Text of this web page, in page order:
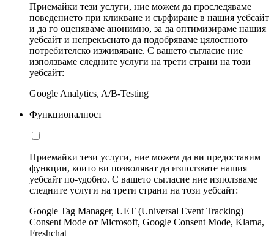
Приемайки тези услуги, ние можем да проследяваме
поведението при кликване и сърфиране в нашия уебсайт
и да го оценяваме анонимно, за да оптимизираме нашия
уебсайт и непрекъснато да подобряваме цялостното
потребителско изживяване. С вашето съгласие ние
използваме следните услуги на трети страни на този
уебсайт:
Google Analytics, A/B-Testing
Функционалност
Приемайки тези услуги, ние можем да ви предоставим
функции, които ви позволяват да използвате нашия
уебсайт по-удобно. С вашето съгласие ние използваме
следните услуги на трети страни на този уебсайт:
Google Tag Manager, UET (Universal Event Tracking)
Consent Mode от Microsoft, Google Consent Mode, Klarna,
Freshchat